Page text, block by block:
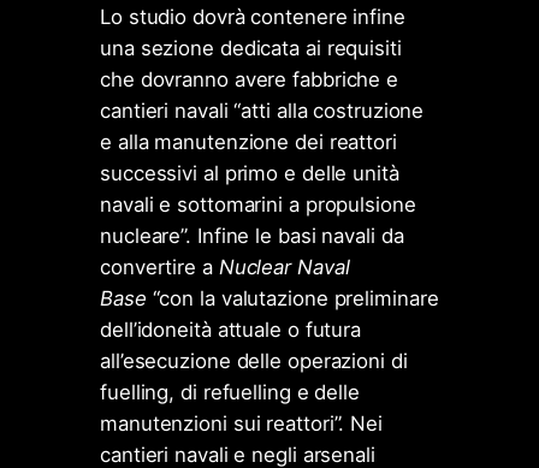
Lo studio dovrà contenere infine
una sezione dedicata ai requisiti
che dovranno avere fabbriche e
cantieri navali “atti alla costruzione
e alla manutenzione dei reattori
successivi al primo e delle unità
navali e sottomarini a propulsione
nucleare”. Infine le basi navali da
convertire a Nuclear Naval
Base “con la valutazione preliminare
dell’idoneità attuale o futura
all’esecuzione delle operazioni di
fuelling, di refuelling e delle
manutenzioni sui reattori”. Nei
cantieri navali e negli arsenali